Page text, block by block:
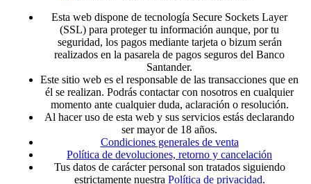
Esta web dispone de tecnología Secure Sockets Layer
(SSL) para proteger tu información aunque, por tu
seguridad, los pagos mediante tarjeta o bizum serán
realizados en la pasarela de pagos seguros del Banco
Santander.
Este sitio web es el responsable de las transacciones que en
él se realizan. Podrás contactar con nosotros en cualquier
momento ante cualquier duda, aclaración o resolución.
Al hacer uso de esta web y sus servicios estás declarando
ser mayor de 18 años.
Condiciones generales de venta
Política de devoluciones, retorno y cancelación
Tus datos de carácter personal son tratados siguiendo
estrictamente nuestra Política de privacidad.